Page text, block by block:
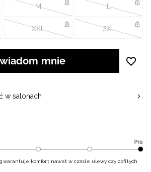
M L
XXL 3XL
mnie
w salonach
komfort nawet w czasie ulewy czy obfitych